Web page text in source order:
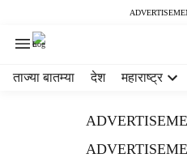
ताज्या बातम्या देश महाराष्ट्र